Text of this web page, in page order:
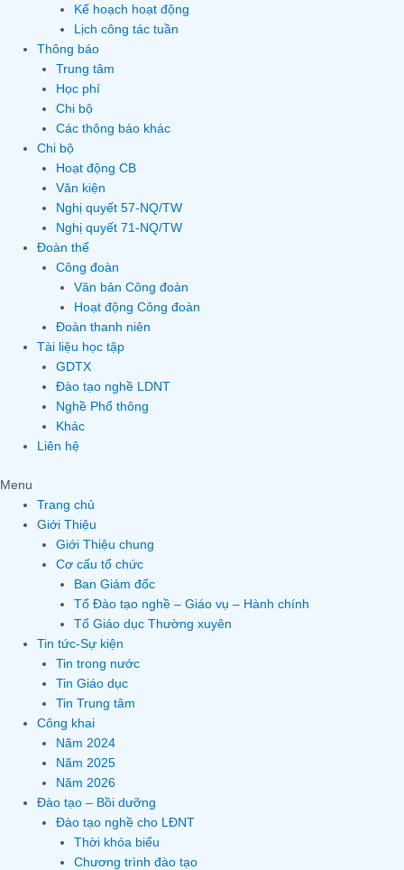
Kế hoạch hoạt động
Lịch công tác tuần
Thông báo
Trung tâm
Học phí
Chi bộ
Các thông báo khác
Chi bộ
Hoạt động CB
Văn kiện
Nghị quyết 57-NQ/TW
Nghị quyết 71-NQ/TW
Đoàn thể
Công đoàn
Văn bản Công đoàn
Hoạt động Công đoàn
Đoàn thanh niên
Tài liệu học tập
GDTX
Đào tạo nghề LDNT
Nghề Phổ thông
Khác
Liên hệ
Menu
Trang chủ
Giới Thiệu
Giới Thiệu chung
Cơ cấu tổ chức
Ban Giám đốc
Tổ Đào tạo nghề – Giáo vụ – Hành chính
Tổ Giáo dục Thường xuyên
Tin tức-Sự kiện
Tin trong nước
Tin Giáo dục
Tin Trung tâm
Công khai
Năm 2024
Năm 2025
Năm 2026
Đào tạo – Bồi dưỡng
Đào tạo nghề cho LĐNT
Thời khóa biểu
Chương trình đào tạo